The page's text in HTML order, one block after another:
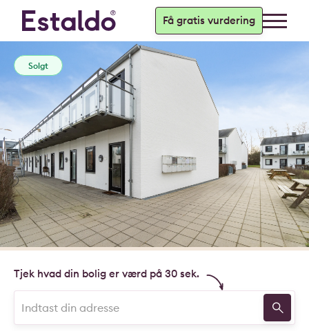
Få gratis vurdering
Solgt
Tjek hvad din bolig er værd på 30 sek.